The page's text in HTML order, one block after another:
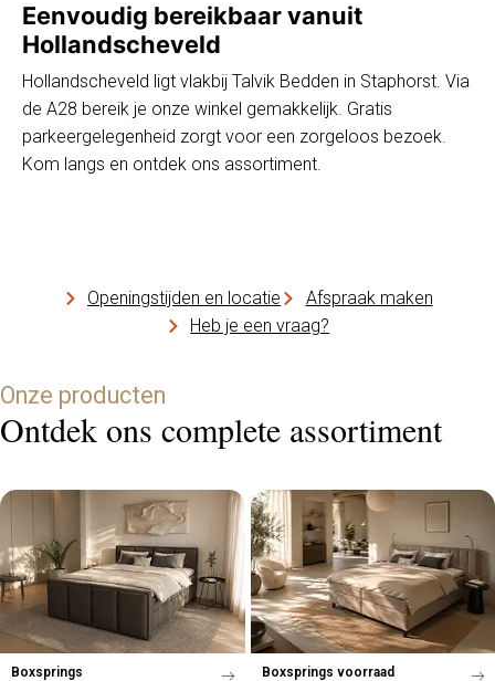
Eenvoudig bereikbaar vanuit
Hollandscheveld
Hollandscheveld ligt vlakbij Talvik Bedden in Staphorst. Via
de A28 bereik je onze winkel gemakkelijk. Gratis
parkeergelegenheid zorgt voor een zorgeloos bezoek.
Kom langs en ontdek ons assortiment.
Openingstijden en locatie
Afspraak maken
Heb je een vraag?
Onze producten
Ontdek ons complete assortiment
Boxsprings Boxsprings voorraad